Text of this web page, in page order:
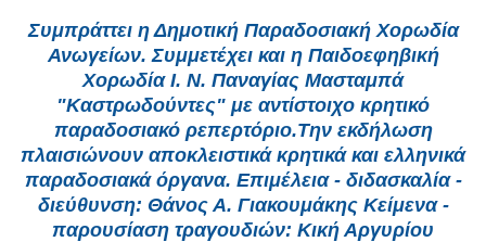
Συμπράττει η Δημοτική Παραδοσιακή Χορωδία
Ανωγείων. Συμμετέχει και η Παιδοεφηβική
Χορωδία Ι. Ν. Παναγίας Μασταμπά
"Καστρωδούντες" με αντίστοιχο κρητικό
παραδοσιακό ρεπερτόριο.Την εκδήλωση
πλαισιώνουν αποκλειστικά κρητικά και ελληνικά
παραδοσιακά όργανα. Επιμέλεια - διδασκαλία -
διεύθυνση: Θάνος Α. Γιακουμάκης Κείμενα -
παρουσίαση τραγουδιών: Κική Αργυρίου